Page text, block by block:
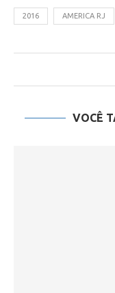
2016 AMERICA RJ
VOCÊ